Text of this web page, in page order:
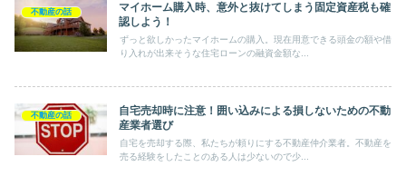
不動産の話
マイホーム購入時、意外と抜けてしまう固定資産税も確
認しよう！
ずっと欲しかったマイホームの購入。現在用意できる頭金の額や借
り入れが出来そうな住宅ローンの融資金額な...
不動産の話
自宅売却時に注意！囲い込みによる損しないための不動
産業者選び
自宅を売却する際、私たちが頼りにする不動産仲介業者。不動産を
売る経験をしたことのある人は少ないので少...